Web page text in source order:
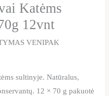
Katėms
12vnt
VENIPAK
sultinyje. Natūralus,
12 × 70 g pakuotė